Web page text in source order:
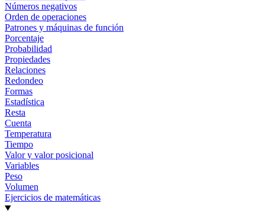
Números negativos
Orden de operaciones
Patrones y máquinas de función
Porcentaje
Probabilidad
Propiedades
Relaciones
Redondeo
Formas
Estadística
Resta
Cuenta
Temperatura
Tiempo
Valor y valor posicional
Variables
Peso
Volumen
Ejercicios de matemáticas